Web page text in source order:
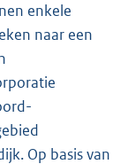
enkele
naar een
Op basis van